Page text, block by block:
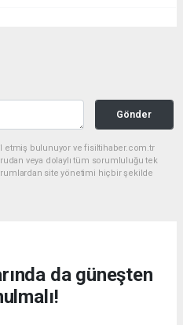
Gönder
etmiş bulunuyor ve fisiltihaber.com.tr
veya dolaylı tüm sorumluluğu tek
site yönetimi hiçbir şekilde
da güneşten